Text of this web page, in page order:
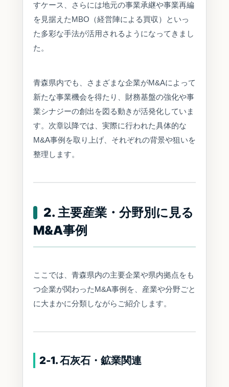
すケース、さらには地元の事業承継や事業再編
を見据えたMBO（経営陣による買収）といっ
た多彩な手法が活用されるようになってきまし
た。
青森県内でも、さまざまな企業がM&Aによって
新たな事業機会を得たり、財務基盤の強化や事
業シナジーの創出を図る動きが活発化していま
す。次章以降では、実際に行われた具体的な
M&A事例を取り上げ、それぞれの背景や狙いを
整理します。
2. 主要産業・分野別に見る
M&A事例
ここでは、青森県内の主要企業や県内拠点をも
つ企業が関わったM&A事例を、産業や分野ごと
に大まかに分類しながらご紹介します。
2-1. 石灰石・鉱業関連